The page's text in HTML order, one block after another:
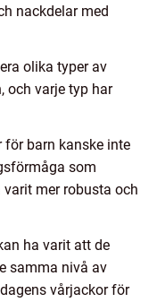
nackdelar med
olika typer av
och varje typ har
barn kanske inte
som
mer robusta och
ha varit att de
samma nivå av
vårjackor för